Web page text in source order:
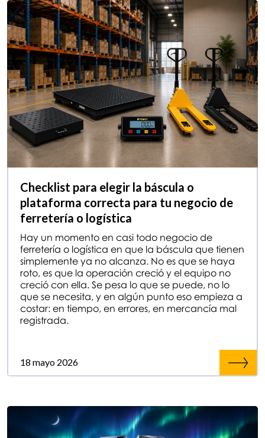
Checklist para elegir la báscula o
plataforma correcta para tu negocio de
ferretería o logística
Hay un momento en casi todo negocio de
ferretería o logística en que la báscula que tienen
simplemente ya no alcanza. No es que se haya
roto, es que la operación creció y el equipo no
creció con ella. Se pesa lo que se puede, no lo
que se necesita, y en algún punto eso empieza a
costar: en tiempo, en errores, en mercancía mal
registrada.
18 mayo 2026